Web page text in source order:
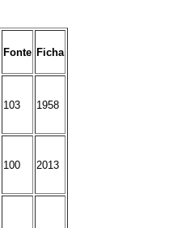
Fonte Ficha
103 1958
100 2013